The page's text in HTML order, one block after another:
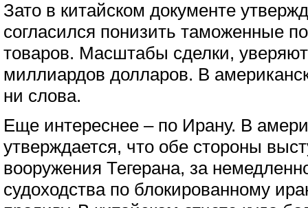
Зато в китайском документе
согласился понизить таможенные
товаров. Масштабы сделки,
миллиардов долларов. В
ни слова.
Еще интереснее – по Ирану. В
утверждается, что обе стороны
вооружения Тегерана, за
судоходства по блокированному